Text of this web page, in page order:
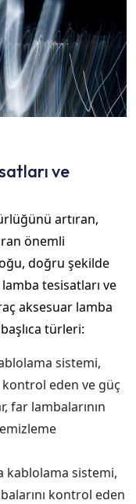
ve
artıran,
önemli
doğru şekilde
tesisatları ve
aksesuar lamba
türleri:
sistemi,
kontrol eden ve güç
far lambalarının
kablolama sistemi,
kontrol eden